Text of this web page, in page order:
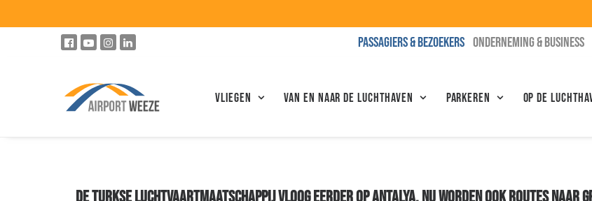
PASSAGIERS & BEZOEKERS ONDERNEMING & BUSINESS
Vliegen VAN EN NAAR DE LUCHTHAVEN Parkeren Op de